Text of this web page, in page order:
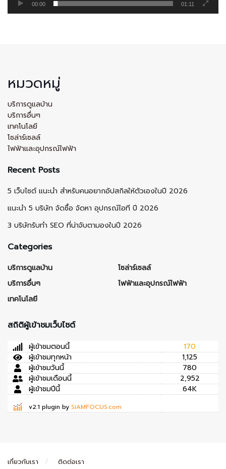
00:00 01:11
หมวดหมู่
บริการดูแลบ้าน
บริการอื่นๆ
เทคโนโลยี
โซล่าร์เซลล์
ไฟฟ้าและอุปกรณ์ไฟฟ้า
Recent Posts
5 เว็บไซต์ แนะนำ สำหรับคนอยากอัปสกิลให้ตัวเองในปี 2026
แนะนำ 5 บริษัท จัดซื้อ จัดหา อุปกรณ์ไอที ปี 2026
3 บริษัทรับทำ SEO ที่น่าจับตามองในปี 2026
Categories
บริการดูแลบ้าน
บริการอื่นๆ
เทคโนโลยี
โซล่าร์เซลล์
ไฟฟ้าและอุปกรณ์ไฟฟ้า
สถิติผู้เข้าชมเว็บไซต์
ผู้เข้าชมตอนนี้
170
ผู้เข้าชมทุกหน้า
1,125
ผู้เข้าชมวันนี้
780
ผู้เข้าชมเดือนนี้
2,952
ผู้เข้าชมปีนี้
64K
v2.1 plugin by SiAMFOCUS.com
เกี่ยวกับเรา ติดต่อเรา